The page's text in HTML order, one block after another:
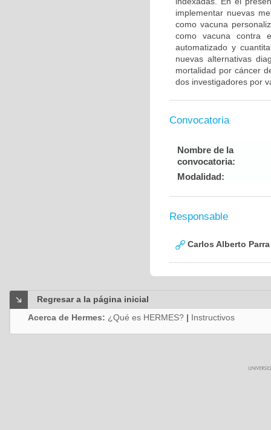
implementar nuevas
como vacuna
como vacuna contra
automatizado y
nuevas alternativas
mortalidad por cáncer
dos investigadores por
Convocatoria
Nombre de la
convocatoria:
Modalidad:
Responsable
Carlos Alberto
Regresar a la página inicial
Acerca de Hermes: ¿Qué es HERMES? | Instructivos